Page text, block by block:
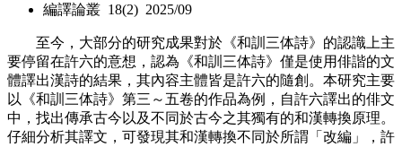
編譯論叢 18(2) 2025/09
至今，大部分的研究成果對於《和訓三体詩》的認識上主
要停留在許六的意想，認為《和訓三体詩》僅是使用俳諧的文
體譯出漢詩的結果，其內容主體皆是許六的隨創。本研究主要
以《和訓三体詩》第三～五卷的作品為例，自許六譯出的俳文
中，找出傳承古今以及不同於古今之其獨有的和漢轉換原理。
仔細分析其譯文，可發現其和漢轉換不同於所謂「改編」，許